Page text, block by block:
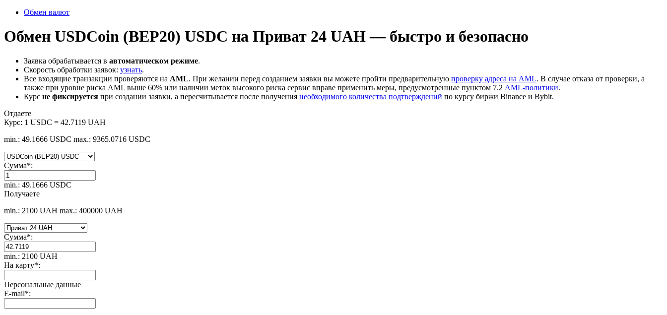
Обмен валют
Обмен USDCoin (BEP20) USDC на Приват 24 UAH — быстро и безопасно
Заявка обрабатывается в автоматическом режиме.
Скорость обработки заявок: узнать.
Все входящие транзакции проверяются на AML. При желании перед созданием заявки вы можете пройти предварительную проверку адреса на AML. В случае отказа от проверки, а
также при уровне риска AML выше 60% или наличии меток высокого риска сервис вправе применить меры, предусмотренные пунктом 7.2 AML-политики.
Курс не фиксируется при создании заявки, а пересчитывается после получения необходимого количества подтверждений по курсу биржи Binance и Bybit.
Отдаете
Курс: 1 USDC = 42.7119 UAH
min.: 49.1666 USDC max.: 9365.0716 USDC
Сумма*:
min.: 49.1666 USDC
Получаете
min.: 2100 UAH max.: 400000 UAH
Сумма*:
min.: 2100 UAH
На карту*:
Персональные данные
E-mail*: